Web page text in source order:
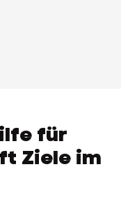
für
Ziele im